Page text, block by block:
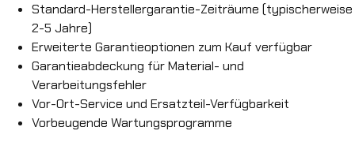
Standard-Herstellergarantie-Zeiträume (typischerweise
2-5 Jahre)
Erweiterte Garantieoptionen zum Kauf verfügbar
Garantieabdeckung für Material- und
Verarbeitungsfehler
Vor-Ort-Service und Ersatzteil-Verfügbarkeit
Vorbeugende Wartungsprogramme